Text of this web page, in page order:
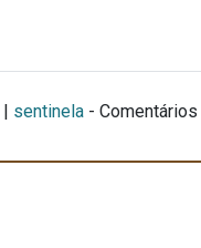
| sentinela - Comentários